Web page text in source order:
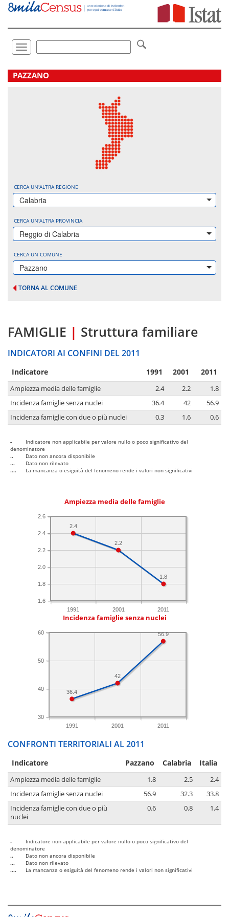
Vai
direttamente
Toggle
navigation
.
PAZZANO
CERCA UN'ALTRA REGIONE
Calabria
CERCA UN'ALTRA PROVINCIA
Reggio di Calabria
CERCA UN COMUNE
Pazzano
TORNA AL COMUNE
FAMIGLIE | Struttura familiare
INDICATORI AI CONFINI DEL 2011
Indicatore 1991 2001 2011
Ampiezza media delle famiglie 2.4 2.2
1.8
Incidenza famiglie senza nuclei
36.4 42
56.9
Incidenza famiglie con due o più nuclei
0.3 1.6 0.6
-
Indicatore non applicabile per valore nullo o poco significativo del
denominatore
..
Dato non ancora disponibile
...
Dato non rilevato
....
La mancanza o esiguità del fenomeno rende i valori non significativi
Ampiezza media delle famiglie
1991 2001 2011
1.6
1.8
2.0
2.2
2.4
2.6
1.8
2.2
2.4
Incidenza famiglie senza nuclei
1991 2001 2011
30
40
50
60 56.9
42
36.4
CONFRONTI TERRITORIALI AL 2011
Indicatore Pazzano Calabria Italia
Ampiezza media delle famiglie 1.8 2.5
2.4
Incidenza famiglie senza nuclei
56.9 32.3
33.8
Incidenza famiglie con due o più
nuclei
0.6 0.8 1.4
-
Indicatore non applicabile per valore nullo o poco significativo del
denominatore
..
Dato non ancora disponibile
...
Dato non rilevato
....
La mancanza o esiguità del fenomeno rende i valori non significativi